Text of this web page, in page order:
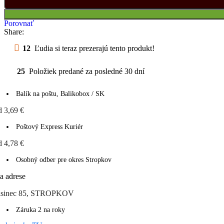
Porovnať
Share:
12 Ľudia si teraz prezerajú tento produkt!
25 Položiek predané za posledné 30 dní
Balík na poštu, Balikobox / SK
3,69 €
Poštový Express Kuriér
4,78 €
Osobný odber pre okres Stropkov
adrese
85, STROPKOV
Záruka 2 na roky